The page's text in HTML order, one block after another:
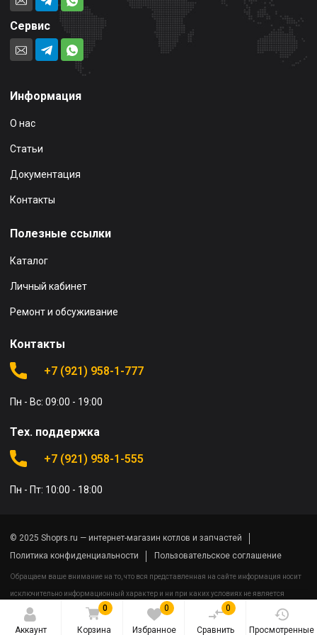
Аккаунт
0
Корзина
0
Избранное
0
Сравнить Просмотренные
Сервис
Информация
О нас
Статьи
Документация
Контакты
Полезные ссылки
Каталог
Личный кабинет
Ремонт и обсуживание
Контакты
+7 (921) 958-1-777
Пн - Вс: 09:00 - 19:00
Тех. поддержка
+7 (921) 958-1-555
Пн - Пт: 10:00 - 18:00
© 2025 Shoprs.ru — интернет-магазин котлов и запчастей
Политика конфиденциальности
Пользовательское соглашение
Обращаем ваше внимание на то, что вся представленная на сайте информация носит
исключительно информационный характер и ни при каких условиях не является
публичной офертой определяемой положениями Статьи 437(2) Гражданского кодекса
Российской Федерации.